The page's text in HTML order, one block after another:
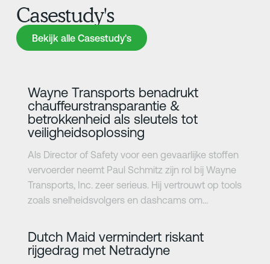
Casestudy's
Bekijk alle Casestudy's
Bekijk alle Casestudy's
Wayne Transports benadrukt
chauffeurstransparantie &
betrokkenheid als sleutels tot
veiligheidsoplossing
Als Director of Safety voor een gevaarlijke stoffen
vervoerder neemt Paul Schmitz zijn rol bij Wayne
Transports, Inc. zeer serieus. Hij vertrouwt op tools
zoals snelheidsvolgers en dashcams om...
Dutch Maid vermindert riskant
rijgedrag met Netradyne